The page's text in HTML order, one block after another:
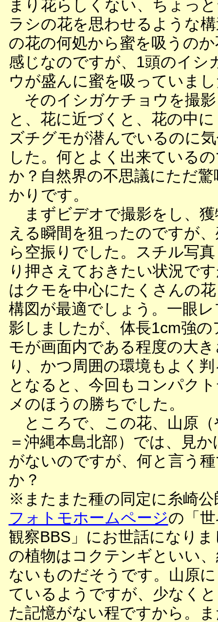
まり花らしくない、ちょっ
ラシの花を思わせるような
の花の何処から蜜を吸うの
感じなのですが、1頭のイシ
ウが盛んに蜜を吸っていま
そのイシガケチョウを撮
と、花に近づくと、花の中
ズチグモが潜んでいるのに
した。何とよく出来ている
か？自然界の不思議にただ
かりです。
まずビデオで撮影をし、獲
える瞬間を狙ったのですが
ら空振りでした。スチル写
り押さえておきたい状況で
はクモを中心にたくさんの
構図が最適でしょう。一眼
影しましたが、体長1cm強の
モが画面内である程度の大
り、かつ周囲の環境もよく
となると、今回もコンパク
メのほうの勝ちでした。
ところで、この花、山原（
＝沖縄本島北部）では、見
がないのですが、何と言う
か？
※またまた種の同定に糸崎公
フォトモホームページの「
観察BBS」にお世話になり
の植物はコクテンギといい
ないものだそうです。山原
ているようですが、少なく
た記憶がない程ですから。